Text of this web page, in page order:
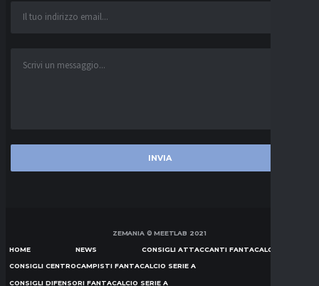
ZEMANIA © MEETLAB 2021
HOME NEWS CONSIGLI ATTACCANTI FANTACALCIO SERIE A
CONSIGLI CENTROCAMPISTI FANTACALCIO SERIE A
CONSIGLI DIFENSORI FANTACALCIO SERIE A